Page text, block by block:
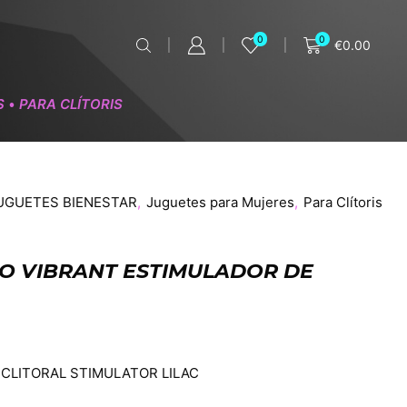
0 0 €0.00
• PARA CLÍTORIS
BIENESTAR, Juguetes para Mujeres, Para Clítoris
VIBRANT ESTIMULADOR DE
STIMULATOR LILAC